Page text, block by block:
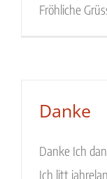
Fröhliche
Danke
Danke Ich
Ich litt